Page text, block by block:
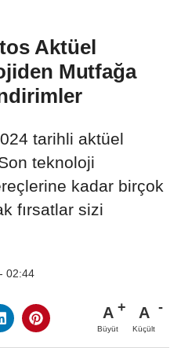
Aktüel
Mutfağa
tarihli aktüel
teknoloji
kadar birçok
fırsatlar sizi
02:44
A
Büyüt
A
Küçült